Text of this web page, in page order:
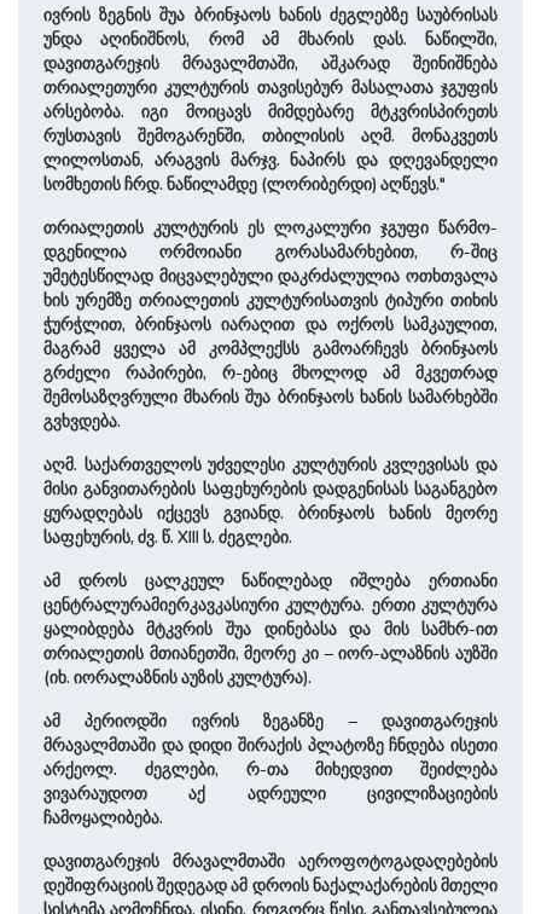
ივრის ზეგნის შუა ბრინჯაოს ხანის ძეგლებზე საუბრისას
უნდა აღინიშნოს, რომ ამ მხარის დას. ნაწილში,
დავითგარეჯის მრავალმთაში, აშკარად შეინიშნება
თრიალეთური კულტურის თავი­სებურ მასალათა ჯგუფის
არსებობა. იგი მოიცავს მიმდებარე მტკვრისპირეთს
რუსთავის შემოგარენში, თბილისის აღმ. მო­ნაკვეთს
ლილოსთან, არაგვის ­მარჯვ. ნაპირს და დღევანდელი
სომხეთის ჩრდ. ნაწილამდე (ლორიბერდი) აღწევს."
თრიალეთის კულტურის ეს ლო­კა­ლუ­რი ჯგუფი წარ­მო­
დგე­ნილია ორმოიანი გორასამარხებით, რ-შიც
უმეტესწილად მიცვალებული დაკრძალულია ოთხთვალა
ხის ურემზე თრიალეთის კულტურისათვის ტიპური თი­ხის
ჭურჭლით, ბრინჯაოს იარაღით და ოქროს სამკაულით,
მაგრამ ყველა ამ კომპლექსს გამოარჩევს ბრინჯაოს
გრძელი რაპირები, რ-ებიც მხო­ლოდ ამ მკვეთრად
შემოსაზღვრული მხარის შუა ბრინჯაოს ხანის სამარხებში
გვხვდე­ბა.
აღმ. სა­ქარ­თვე­ლოს უძველესი კულტურის კვლე­ვი­სას და
მისი განვითარების საფეხურების დადგენისას საგანგებო
ყურადღებას იქცევს გვიანდ. ბრინჯაოს ხანის მეორე
საფეხურის, ძვ. წ. XIII ს. ძეგლები.
ამ დროს ცალკეულ ნაწილებად იშლება ერთიანი
ცენტრალურამიერკავკასიური კულტურა. ერთი კულტურა
ყალიბდება მტკვრის შუა დინებასა და მის სამხრ-ით
თრიალეთის მთიანეთში, მეორე კი – იორ-ალაზნის აუზში
(იხ. იორალაზნის აუზის კულტურა).
ამ პერიოდში ივრის ზეგანზე – დავითგარეჯის
მრავალმთაში და დიდი შირაქის პლატოზე ჩნდება ისეთი
არქეოლ. ძეგლები, რ-თა მიხედვით შეიძლება
ვივარაუდოთ აქ ადრეული ცივილიზაციების
ჩამოყალიბება.
დავითგარეჯის ­მრავალმთაში აეროფოტოგადაღებების
დეშიფრაციის შედეგად ამ დროის ნაქალაქარების მთელი